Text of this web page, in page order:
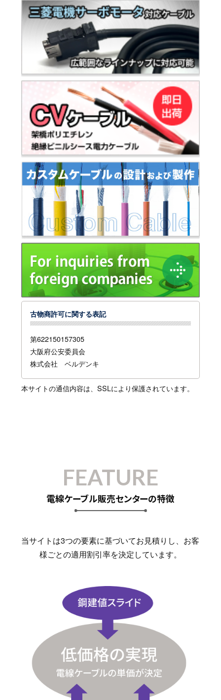
古物商許可に関する表記
第622150157305
大阪府公安委員会
株式会社 ベルデンキ
本サイトの通信内容は、SSLにより保護されています。
FEATURE
電線ケーブル販売センターの特徴
当サイトは3つの要素に基づいてお見積りし、お客
様ごとの適用割引率を決定しています。